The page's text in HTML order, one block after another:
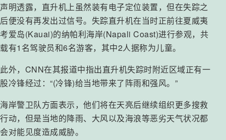
声明透露，直升机上虽然装有电子定位装置，但在失踪之
后便没有再发出过信号。失踪直升机在当时正前往夏威夷
考爱岛(Kauai)的纳帕利海岸(Napali Coast)进行参观，共
载有1名驾驶员和6名游客，其中2人据称为儿童。
此外，CNN在其报道中指出直升机失踪时附近区域正有一
股冷锋经过：“(冷锋)给当地带来了阵雨和强风。”
海岸警卫队方面表示，他们将在天亮后继续组织更多搜救
行动，但是当地的降雨、大风以及海浪等恶劣天气状况都
会对能见度造成威胁。